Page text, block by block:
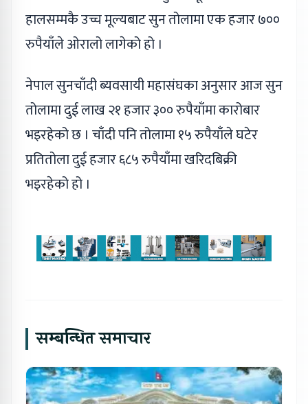
हालसम्मकै उच्च मूल्यबाट सुन तोलामा एक हजार ७००
रुपैयाँले ओरालो लागेको हो ।
नेपाल सुनचाँदी ब्यवसायी महासंघका अनुसार आज सुन
तोलामा दुई लाख २१ हजार ३०० रुपैयाँमा कारोबार
भइरहेको छ । चाँदी पनि तोलामा १५ रुपैयाँले घटेर
प्रतितोला दुई हजार ६८५ रुपैयाँमा खरिदबिक्री
भइरहेको हो ।
सम्बन्धित समाचार